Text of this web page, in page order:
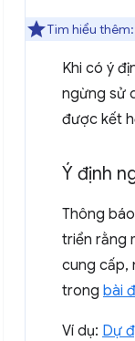
Tìm hiểu thêm:
Khi có ý
ngừng sử
được kết
Ý định
Thông
triển rằng
cung cấp,
trong bài
Ví dụ: Dự